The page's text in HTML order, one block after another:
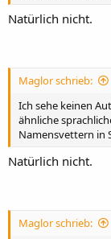
Natürlich nicht.
Maglor schrieb:
Ich sehe keinen
ähnliche
Namensvettern in
Natürlich nicht.
Maglor schrieb: